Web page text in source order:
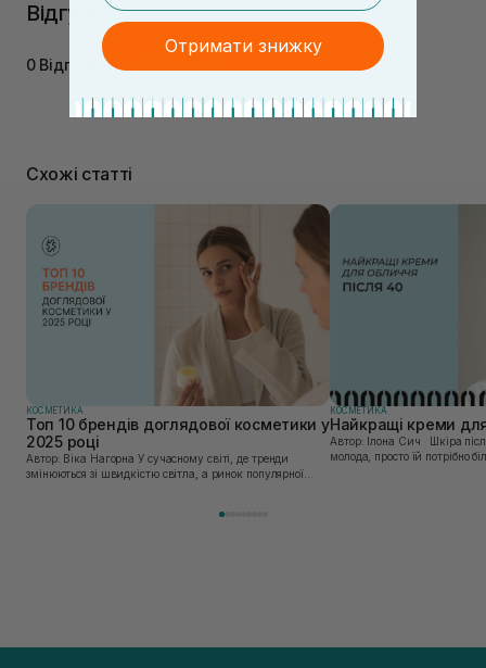
Відгуки
0 Відгуків
Схожі статті
КОСМЕТИКА
Топ 10 брендів доглядової косметики у
2025 році
Автор: Віка Нагорна У сучасному світі, де тренди
змінюються зі швидкістю світла, а ринок популярної
КОСМЕТИКА
Найкращі креми
Автор: Ілона Сич Шкіра після 40 досі красива та
молода, просто їй потрібно
Отримати знижку